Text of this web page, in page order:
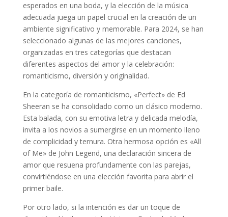
esperados en una boda, y la elección de la música
adecuada juega un papel crucial en la creación de un
ambiente significativo y memorable. Para 2024, se han
seleccionado algunas de las mejores canciones,
organizadas en tres categorías que destacan
diferentes aspectos del amor y la celebración:
romanticismo, diversión y originalidad.
En la categoría de romanticismo, «Perfect» de Ed
Sheeran se ha consolidado como un clásico moderno.
Esta balada, con su emotiva letra y delicada melodía,
invita a los novios a sumergirse en un momento lleno
de complicidad y ternura. Otra hermosa opción es «All
of Me» de John Legend, una declaración sincera de
amor que resuena profundamente con las parejas,
convirtiéndose en una elección favorita para abrir el
primer baile.
Por otro lado, si la intención es dar un toque de